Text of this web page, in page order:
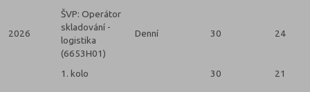
2026
ŠVP: Operátor
skladování -
logistika
(6653H01)
Denní 30 24
1. kolo 30 21